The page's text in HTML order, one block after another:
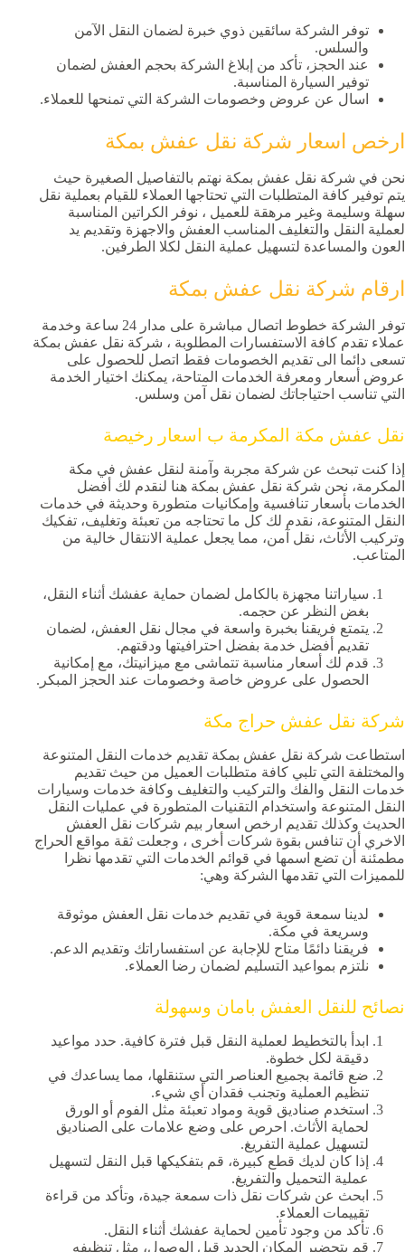
توفر الشركة سائقين ذوي خبرة لضمان النقل الآمن
والسلس.
عند الحجز، تأكد من إبلاغ الشركة بحجم العفش لضمان
توفير السيارة المناسبة.
اسال عن عروض وخصومات الشركة التي تمنحها للعملاء.
ارخص اسعار شركة نقل عفش بمكة
نحن في شركة نقل عفش بمكة نهتم بالتفاصيل الصغيرة حيث
يتم توفير كافة المتطلبات التي تحتاجها العملاء للقيام بعملية نقل
سهلة وسليمة وغير مرهقة للعميل ، نوفر الكراتين المناسبة
لعملية النقل والتغليف المناسب العفش والاجهزة وتقديم يد
العون والمساعدة لتسهيل عملية النقل لكلا الطرفين.
ارقام شركة نقل عفش بمكة
توفر الشركة خطوط اتصال مباشرة على مدار 24 ساعة وخدمة
عملاء تقدم كافة الاستفسارات المطلوبة ، شركة نقل عفش بمكة
تسعى دائما الى تقديم الخصومات فقط اتصل للحصول على
عروض أسعار ومعرفة الخدمات المتاحة، يمكنك اختيار الخدمة
التي تناسب احتياجاتك لضمان نقل آمن وسلس.
نقل عفش مكة المكرمة ب اسعار رخيصة
إذا كنت تبحث عن شركة مجربة وآمنة لنقل عفش في مكة
المكرمة، نحن شركة نقل عفش بمكة هنا لنقدم لك أفضل
الخدمات بأسعار تنافسية وإمكانيات متطورة وحديثة في خدمات
النقل المتنوعة، نقدم لك كل ما تحتاجه من تعبئة وتغليف، تفكيك
وتركيب الأثاث، نقل آمن، مما يجعل عملية الانتقال خالية من
المتاعب.
سياراتنا مجهزة بالكامل لضمان حماية عفشك أثناء النقل،
بغض النظر عن حجمه.
يتمتع فريقنا بخبرة واسعة في مجال نقل العفش، لضمان
تقديم أفضل خدمة بفضل احترافيتها ودقتهم.
قدم لك أسعار مناسبة تتماشى مع ميزانيتك، مع إمكانية
الحصول على عروض خاصة وخصومات عند الحجز المبكر.
شركة نقل عفش حراج مكة
استطاعت شركة نقل عفش بمكة تقديم خدمات النقل المتنوعة
والمختلفة التي تلبي كافة متطلبات العميل من حيث تقديم
خدمات النقل والفك والتركيب والتغليف وكافة خدمات وسيارات
النقل المتنوعة واستخدام التقنيات المتطورة في عمليات النقل
الحديث وكذلك تقديم ارخص اسعار بيم شركات نقل العفش
الاخري أن تنافس بقوة شركات أخرى ، وجعلت ثقة مواقع الحراج
مطمئنة أن تضع اسمها في قوائم الخدمات التي تقدمها نظرا
للمميزات التي تقدمها الشركة وهي:
لدينا سمعة قوية في تقديم خدمات نقل العفش موثوقة
وسريعة في مكة.
فريقنا دائمًا متاح للإجابة عن استفساراتك وتقديم الدعم.
نلتزم بمواعيد التسليم لضمان رضا العملاء.
نصائح للنقل العفش بامان وسهولة
ابدأ بالتخطيط لعملية النقل قبل فترة كافية. حدد مواعيد
دقيقة لكل خطوة.
ضع قائمة بجميع العناصر التي ستنقلها، مما يساعدك في
تنظيم العملية وتجنب فقدان أي شيء.
استخدم صناديق قوية ومواد تعبئة مثل الفوم أو الورق
لحماية الأثاث. احرص على وضع علامات على الصناديق
لتسهيل عملية التفريغ.
إذا كان لديك قطع كبيرة، قم بتفكيكها قبل النقل لتسهيل
عملية التحميل والتفريغ.
ابحث عن شركات نقل ذات سمعة جيدة، وتأكد من قراءة
تقييمات العملاء.
تأكد من وجود تأمين لحماية عفشك أثناء النقل.
قم بتحضير المكان الجديد قبل الوصول، مثل تنظيفه